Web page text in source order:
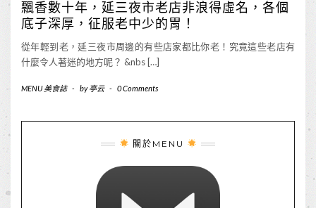
飄香數十年，延三夜市老店非浪得虛名，各個
底子深厚，征服老中少的胃！
從年輕到老，延三夜市周邊的有些店家都比你老！究竟這些老店有
什麼令人著迷的地方呢？ &nbs […]
MENU 美食誌 - by亭云 - 0 Comments
關於MENU